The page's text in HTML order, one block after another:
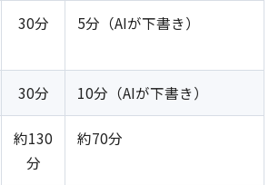
30分 5分（AIが下書き）
30分 10分（AIが下書き）
約130
分
約70分